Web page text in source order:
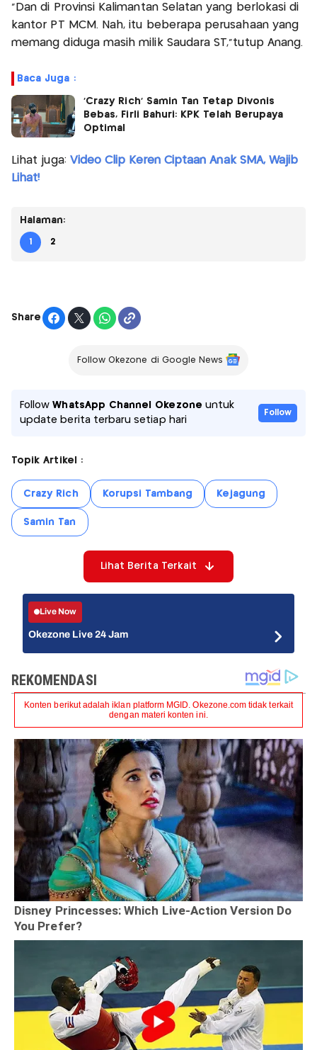
"Dan di Provinsi Kalimantan Selatan yang berlokasi di
kantor PT MCM. Nah, itu beberapa perusahaan yang
memang diduga masih milik Saudara ST,"tutup Anang.
Baca Juga :
'Crazy Rich' Samin Tan Tetap Divonis
Bebas, Firli Bahuri: KPK Telah Berupaya
Optimal
Lihat juga: Video Clip Keren Ciptaan Anak SMA, Wajib
Lihat!
Halaman:
1 2
Share
Follow Okezone di Google News
FollowWhatsApp Channel Okezone untuk
update berita terbaru setiap hari
Follow
Topik Artikel :
Crazy Rich Korupsi Tambang Kejagung
Samin Tan
Lihat Berita Terkait
Live Now
Okezone Live 24 Jam